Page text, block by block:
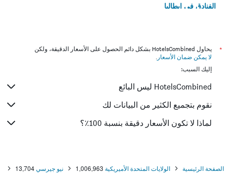
الفنادق في إيطاليا
*
يحاول HotelsCombined بشكل دائم الحصول على الأسعار الدقيقة، ولكن
لا يمكن ضمان الأسعار .
إليك السبب:
HotelsCombined ليس البائع
نقوم بتجميع الكثير من البيانات لك
لماذا لا تكون الأسعار دقيقة بنسبة 100٪؟
الصفحة الرئيسية الولايات المتحدة الأميريكية 1,006,963 نيو جيرسي13,704